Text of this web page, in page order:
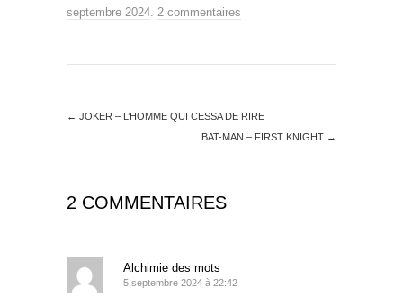
septembre 2024. 2 commentaires
← JOKER – L’HOMME QUI CESSA DE RIRE
BAT-MAN – FIRST KNIGHT →
2 COMMENTAIRES
Alchimie des mots
5 septembre 2024 à 22:42